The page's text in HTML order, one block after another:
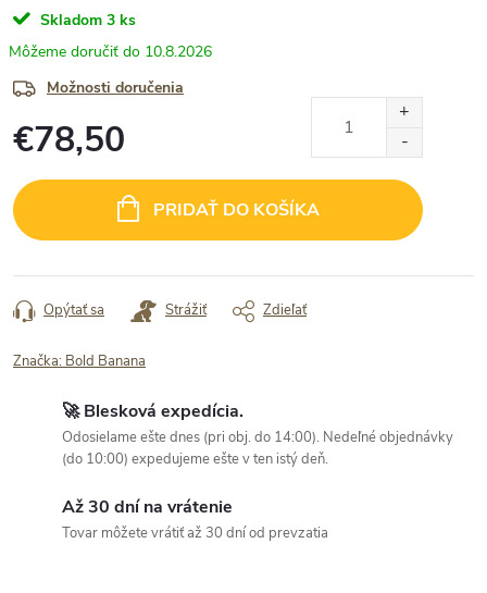
Skladom 3 ks
10.8.2026
Možnosti doručenia
€78,50
cena:
PRIDAŤ DO KOŠÍKA
Opýtať sa Strážiť Zdieľať
Značka: Bold Banana
🚀 Blesková expedícia.
Odosielame ešte dnes (pri obj. do 14:00). Nedeľné objednávky
(do 10:00) expedujeme ešte v ten istý deň.
Až 30 dní na vrátenie
Tovar môžete vrátiť až 30 dní od prevzatia